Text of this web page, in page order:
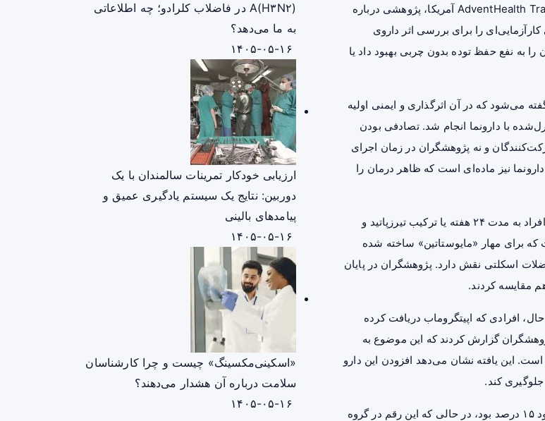
در همین چارچوب، ریچارد پرتلی و همکارانش از موسسه تحقیقاتی AdventHealth Translational آمریکا، پژوهشی درباره
را برای بررسی اثر داروی
را به نفع حفظ توده بدون چربی بهبود داد یا
به مرحله‌ای از بررسی دارو گفته می‌شود که در آن اثرگذاری و ایمنی اولیه
با دارونما انجام شد. تصادفی بودن
و نه پژوهشگران در زمان اجرای
نیز ماده‌ای است که ظاهر درمان را
در این مطالعه، ۱۰۲ فرد بزرگسال دارای اضافه‌وزن یا چاقی شرکت کردند. این افراد به مدت ۲۴ هفته یا ترکیب تیرزپاتید و
که برای مهار «مایوستاتین» ساخته شده
اسکلتی نقش دارد. پژوهشگران در پایان
مقایسه کردند.
افرادی که اپیتگروماب دریافت کرده
پژوهشگران گزارش کردند که این موضوع به
است. این یافته نشان می‌دهد افزودن این دارو
کند.
همچنین سهم توده بدون چربی از کل وزن ازدست‌رفته در گروه اپیتگروماب حدود ۱۵ درصد بود، در حالی که این رقم در گروه
A(H۳N۲) در فاضلاب کلرادو؛ چه اطلاعاتی
به ما می‌دهد؟
ارزیابی خودکار تمرینات سالمندان با یک
دوربین: نتایج یک سیستم یادگیری عمیق و
پیامدهای بالینی
«اسکینی‌مکسینگ» چیست و چرا کارشناسان
سلامت درباره آن هشدار می‌دهند؟